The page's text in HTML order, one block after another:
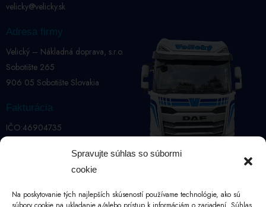
Spravujte súhlas so súbormi
cookie
Na poskytovanie tých najlepších skúseností používame technológie, ako sú
velicky@velicky.sk
Adresa firmy
Velický – Nákladná doprava, s.r.o.
Sobotište 265
906 05 Sobotište Slovakia
Fakturácia
IČO:46904735
IČ DPH: SK2023648319
+421 907 582 002
+421 907 209 349